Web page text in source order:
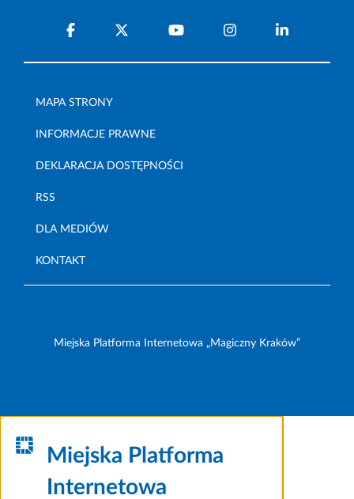
MAPA STRONY
INFORMACJE PRAWNE
DEKLARACJA DOSTĘPNOŚCI
RSS
DLA MEDIÓW
KONTAKT
Miejska Platforma Internetowa „Magiczny Kraków”
Miejska Platforma
Internetowa